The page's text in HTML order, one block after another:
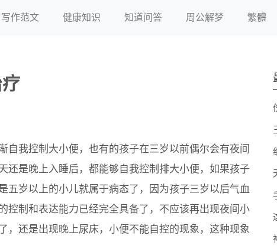
写作范文 健康知识 知道问答 周公解梦 繁體
自我控制大小便，也有的孩子在三岁以前偶尔会有夜间
还是晚上入睡后，都能够自我控制排大小便，如果孩子
五岁以上的小儿就属于病态了，因为孩子三岁以后气血
控制和表达能力已经完全具备了，不应该再出现夜间小
，还是出现晚上尿床，小便不能自控的现象，这种现象